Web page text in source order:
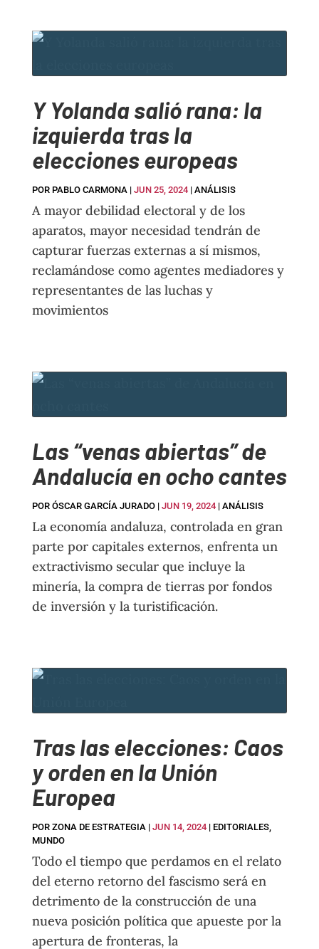
Y Yolanda salió rana: la
izquierda tras la
elecciones europeas
POR PABLO CARMONA | JUN 25, 2024| ANÁLISIS
A mayor debilidad electoral y de los
aparatos, mayor necesidad tendrán de
capturar fuerzas externas a sí mismos,
reclamándose como agentes mediadores y
representantes de las luchas y
movimientos
Las “venas abiertas” de
Andalucía en ocho cantes
POR ÓSCAR GARCÍA JURADO| JUN 19, 2024| ANÁLISIS
La economía andaluza, controlada en gran
parte por capitales externos, enfrenta un
extractivismo secular que incluye la
minería, la compra de tierras por fondos
de inversión y la turistificación.
Tras las elecciones: Caos
y orden en la Unión
Europea
POR ZONA DE ESTRATEGIA | JUN 14, 2024| EDITORIALES,
MUNDO
Todo el tiempo que perdamos en el relato
del eterno retorno del fascismo será en
detrimento de la construcción de una
nueva posición política que apueste por la
apertura de fronteras, la